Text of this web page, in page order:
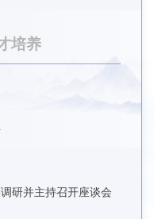
培养
研并主持召开座谈会